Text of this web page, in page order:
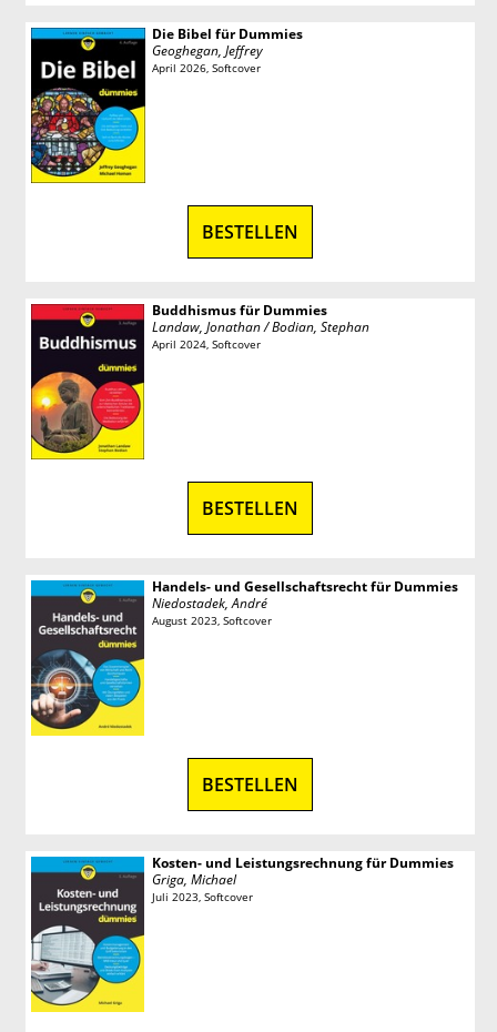
Die Bibel für Dummies
Geoghegan, Jeffrey
April 2026, Softcover
BESTELLEN
Buddhismus für Dummies
Landaw, Jonathan / Bodian, Stephan
April 2024, Softcover
BESTELLEN
Handels- und Gesellschaftsrecht für Dummies
Niedostadek, André
August 2023, Softcover
BESTELLEN
Kosten- und Leistungsrechnung für Dummies
Griga, Michael
Juli 2023, Softcover